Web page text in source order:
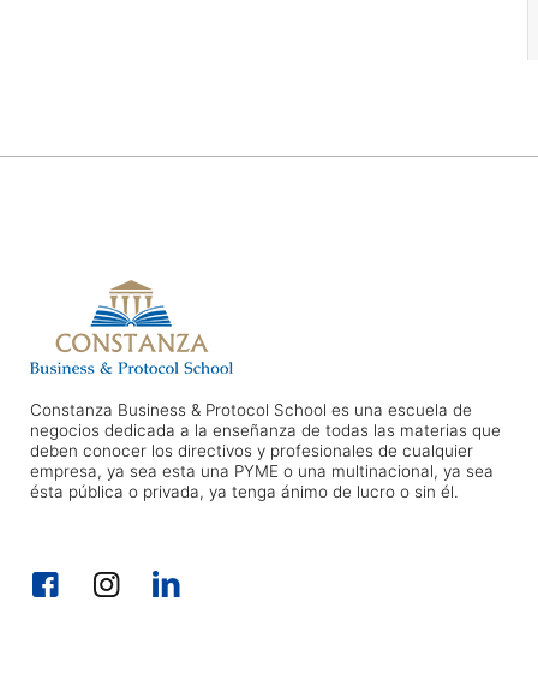
Constanza Business & Protocol School es una escuela de
negocios dedicada a la enseñanza de todas las materias que
deben conocer los directivos y profesionales de cualquier
empresa, ya sea esta una PYME o una multinacional, ya sea
ésta pública o privada, ya tenga ánimo de lucro o sin él.